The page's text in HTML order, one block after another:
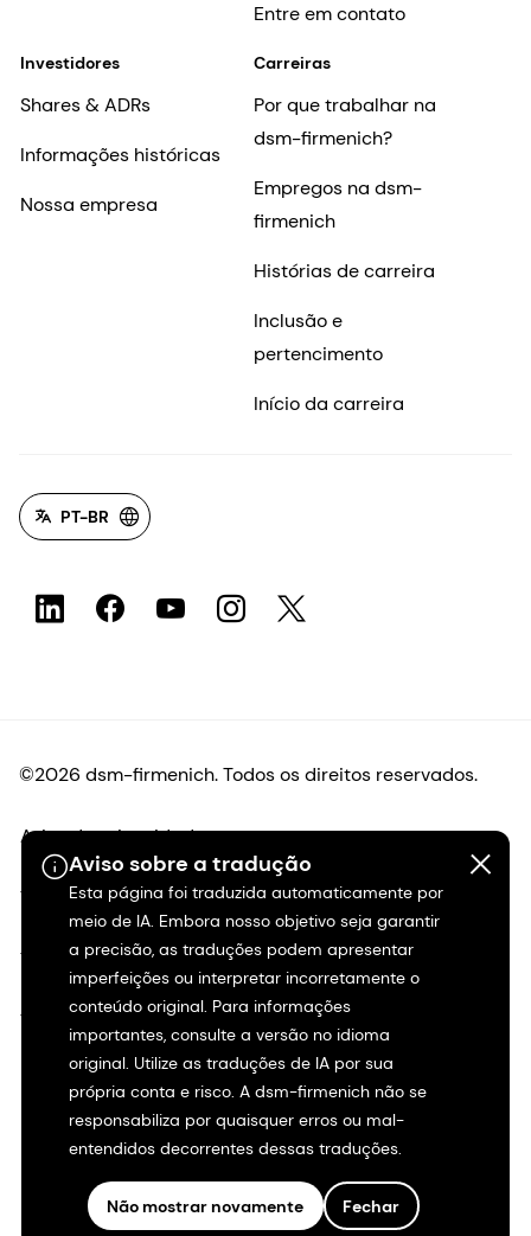
Aviso sobre a tradução
Esta página foi traduzida automaticamente por
meio de IA. Embora nosso objetivo seja garantir
a precisão, as traduções podem apresentar
imperfeições ou interpretar incorretamente o
conteúdo original. Para informações
importantes, consulte a versão no idioma
original. Utilize as traduções de IA por sua
própria conta e risco. A dsm-firmenich não se
responsabiliza por quaisquer erros ou mal-
entendidos decorrentes dessas traduções.
Não mostrar novamente Fechar
Entre em contato
Investidores
Shares & ADRs
Informações históricas
Nossa empresa
Carreiras
Por que trabalhar na
dsm-firmenich?
Empregos na dsm-
firmenich
Histórias de carreira
Inclusão e
pertencimento
Início da carreira
PT-BR
©2026 dsm-firmenich. Todos os direitos reservados.
Aviso de privacidade
Termos de uso
Termos e condições
Transparência na Califórnia
Declaração de acessibilidade
Informações legais
Mapa do site